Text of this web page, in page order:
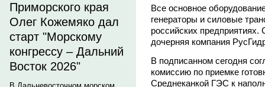
Приморского края
Олег Кожемяко дал
старт "Морскому
конгрессу – Дальний
Восток 2026"
Все основное
генераторы и силовые
российских предприятиях.
дочерняя компания
В подписанном сегодня
комиссию по приемке
Среднеканкой ГЭС к